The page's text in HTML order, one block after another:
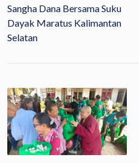
Sangha Dana Bersama Suku
Dayak Maratus Kalimantan
Selatan